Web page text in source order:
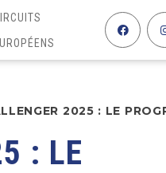
2025 : LE
: LE